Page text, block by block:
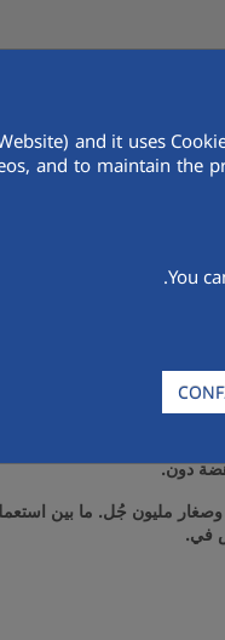
and it uses
and to maintain the
You
الاستدامة غرفة وسائل الاعلام
دون.
مليون جُل. ما بين استعملت
في.